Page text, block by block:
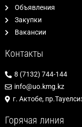
Объявления
Закупки
Вакансии
Контакты
8 (7132) 744-144
info@uo.kmg.kz
г. Актобе,
Горячая линия